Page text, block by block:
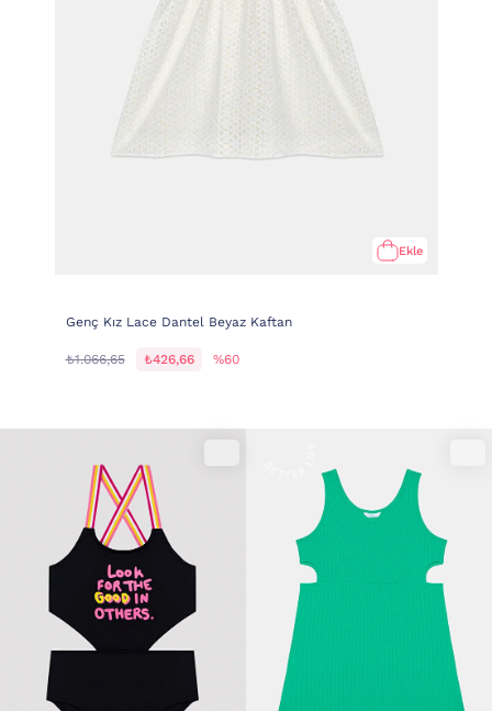
Ekle
Genç Kız Lace Dantel Beyaz Kaftan
₺1.066,65 ₺426,66 %60